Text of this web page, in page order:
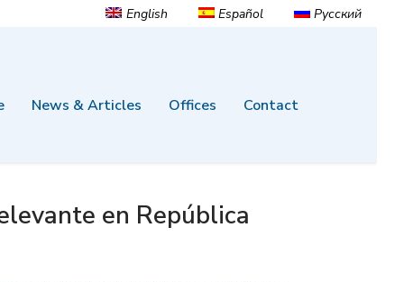
English Español Русский
News & Articles Offices Contact
en República